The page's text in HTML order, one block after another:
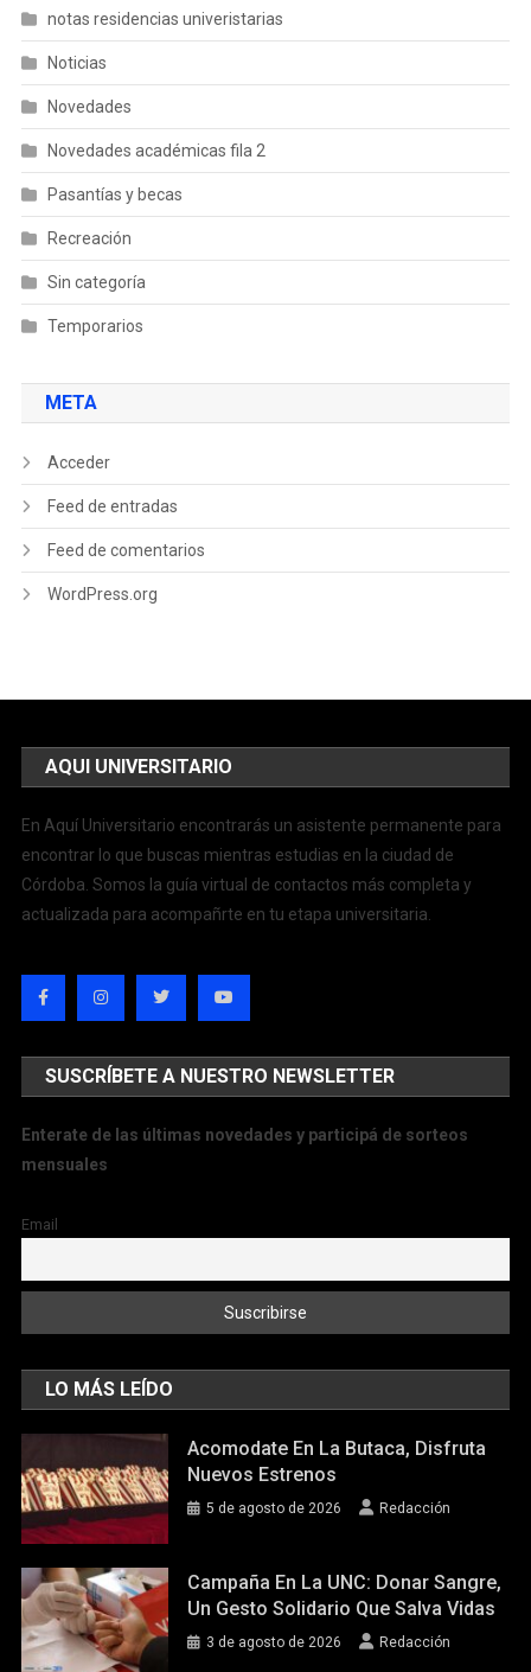
notas residencias univeristarias
Noticias
Novedades
Novedades académicas fila 2
Pasantías y becas
Recreación
Sin categoría
Temporarios
META
Acceder
Feed de entradas
Feed de comentarios
WordPress.org
AQUI UNIVERSITARIO
En Aquí Universitario encontrarás un asistente permanente para
encontrar lo que buscas mientras estudias en la ciudad de
Córdoba. Somos la guía virtual de contactos más completa y
actualizada para acompañrte en tu etapa universitaria.
SUSCRÍBETE A NUESTRO NEWSLETTER
Enterate de las últimas novedades y participá de sorteos
mensuales
Email
LO MÁS LEÍDO
Acomodate En La Butaca, Disfruta
Nuevos Estrenos
5 de agosto de 2026 Redacción
Campaña En La UNC: Donar Sangre,
Un Gesto Solidario Que Salva Vidas
3 de agosto de 2026 Redacción